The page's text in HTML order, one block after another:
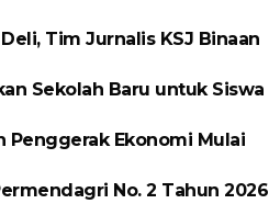
Tim Jurnalis KSJ Binaan
Sekolah Baru untuk Siswa
Penggerak Ekonomi Mulai
No. 2 Tahun 2026